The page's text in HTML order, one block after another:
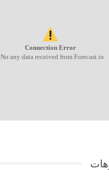
Connection Error
No any data received from Forecast.io!.